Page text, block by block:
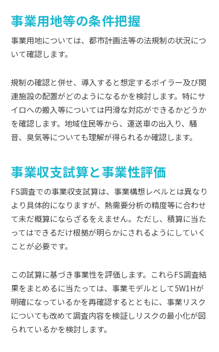
事業用地等の条件把握
事業用地については、都市計画法等の法規制の状況につ
いて確認します。
規制の確認と併せ、導入すると想定するボイラー及び関
連施設の配置がどのようになるかを検討します。特にサ
イロへの搬入等については円滑な対応ができるかどうか
を確認します。地域住民等から、運送車の出入り、騒
音、臭気等についても理解が得られるか確認します。
事業収支試算と事業性評価
FS調査での事業収支試算は、事業構想レベルとは異なり
より具体的になりますが、熱需要分析の精度等に合わせ
て未だ概算にならざるをえません。ただし、積算に当た
ってはできるだけ根拠が明らかにされるようにしていく
ことが必要です。
この試算に基づき事業性を評価します。これらFS調査結
果をまとめるに当たっては、事業モデルとして5W1Hが
明確になっているかを再確認するとともに、事業リスク
についても改めて調査内容を検証しリスクの最小化が図
られているかを検討します。